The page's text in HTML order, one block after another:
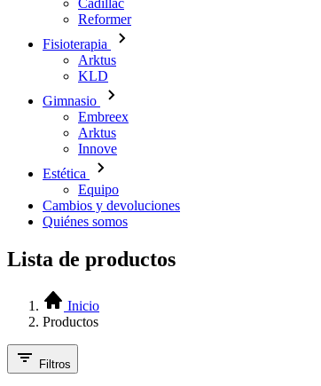
Cadillac
Reformer
Fisioterapia
Arktus
KLD
Gimnasio
Embreex
Arktus
Innove
Estética
Equipo
Cambios y devoluciones
Quiénes somos
Lista de productos
Inicio
Productos
Filtros